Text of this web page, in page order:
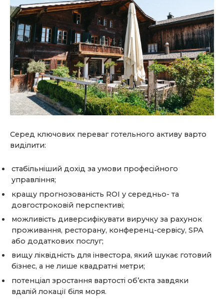
Серед ключових переваг готельного активу варто
виділити:
стабільніший дохід за умови професійного
управління;
кращу прогнозованість ROI у середньо- та
довгостроковій перспективі;
можливість диверсифікувати виручку за рахунок
проживання, ресторану, конференц-сервісу, SPA
або додаткових послуг;
вищу ліквідність для інвестора, який шукає готовий
бізнес, а не лише квадратні метри;
потенціал зростання вартості об’єкта завдяки
вдалій локації біля моря.